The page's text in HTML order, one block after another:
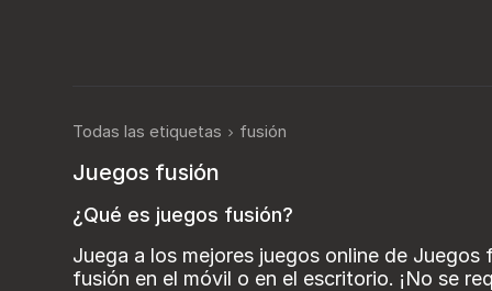
Todas las etiquetas fusión
Juegos fusión
¿Qué es juegos fusión?
Juega a los mejores juegos online de
fusión en el móvil o en el escritorio. ¡No se